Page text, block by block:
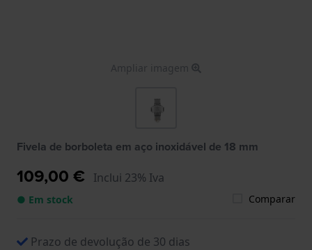
Ampliar imagem
Fivela de borboleta em aço inoxidável de 18 mm
109,00 € Inclui 23% Iva
● Em stock Comparar
Prazo de devolução de 30 dias